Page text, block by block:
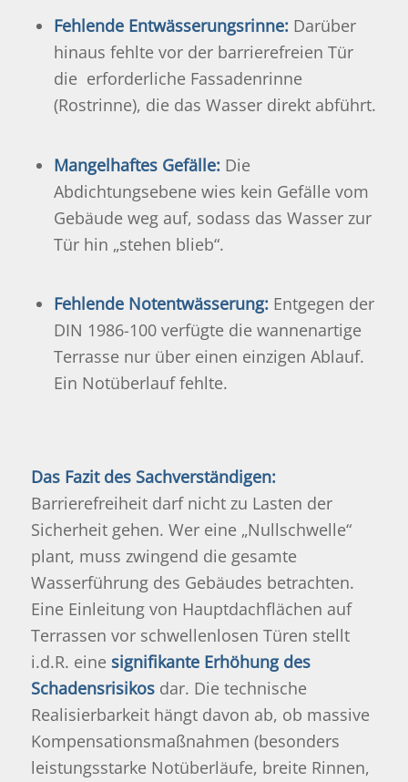
Fehlende Entwässerungsrinne: Darüber
hinaus fehlte vor der barrierefreien Tür
die erforderliche Fassadenrinne
(Rostrinne), die das Wasser direkt abführt.
Mangelhaftes Gefälle: Die
Abdichtungsebene wies kein Gefälle vom
Gebäude weg auf, sodass das Wasser zur
Tür hin „stehen blieb“.
Fehlende Notentwässerung: Entgegen der
DIN 1986-100 verfügte die wannenartige
Terrasse nur über einen einzigen Ablauf.
Ein Notüberlauf fehlte.
Das Fazit des Sachverständigen:
Barrierefreiheit darf nicht zu Lasten der
Sicherheit gehen. Wer eine „Nullschwelle“
plant, muss zwingend die gesamte
Wasserführung des Gebäudes betrachten.
Eine Einleitung von Hauptdachflächen auf
Terrassen vor schwellenlosen Türen stellt
i.d.R. eine signifikante Erhöhung des
Schadensrisikosdar. Die technische
Realisierbarkeit hängt davon ab, ob massive
Kompensationsmaßnahmen (besonders
leistungsstarke Notüberläufe, breite Rinnen,